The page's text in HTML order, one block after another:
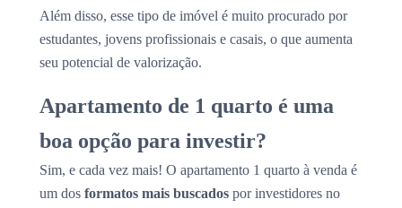
Além disso, esse tipo de imóvel é muito procurado por
estudantes, jovens profissionais e casais, o que aumenta
seu potencial de valorização.
Apartamento de 1 quarto é uma
boa opção para investir?
Sim, e cada vez mais! O apartamento 1 quarto à venda é
um dos formatos mais buscados por investidores no